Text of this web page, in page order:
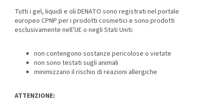
Tutti i gel, liquidi e oli DENATO sono registrati nel portale
europeo CPNP per i prodotti cosmetici e sono prodotti
esclusivamente nell’UE o negli Stati Uniti:
non contengono sostanze pericolose o vietate
non sono testati sugli animali
minimizzano il rischio di reazioni allergiche
ATTENZIONE: